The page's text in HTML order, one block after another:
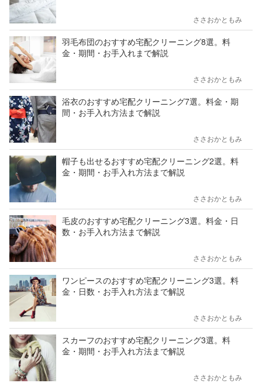
ささおかともみ
羽毛布団のおすすめ宅配クリーニング8選。料
金・期間・お手入れまで解説
ささおかともみ
浴衣のおすすめ宅配クリーニング7選。料金・期
間・お手入れ方法まで解説
ささおかともみ
帽子も出せるおすすめ宅配クリーニング2選。料
金・期間・お手入れ方法まで解説
ささおかともみ
毛皮のおすすめ宅配クリーニング3選。料金・日
数・お手入れ方法まで解説
ささおかともみ
ワンピースのおすすめ宅配クリーニング3選。料
金・日数・お手入れ方法まで解説
ささおかともみ
スカーフのおすすめ宅配クリーニング3選。料
金・期間・お手入れ方法まで解説
ささおかともみ